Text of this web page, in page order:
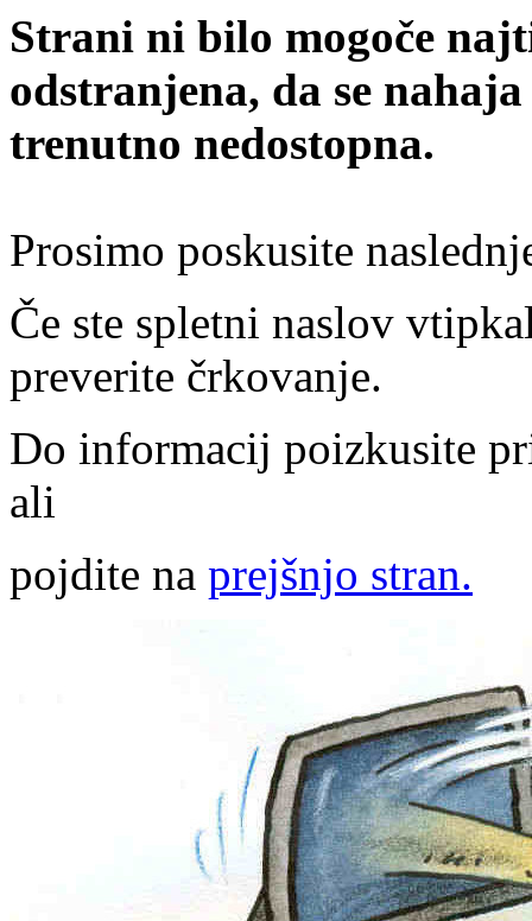
Strani ni bilo mogoče
odstranjena, da se
trenutno nedostopna.
Prosimo poskusite
Če ste spletni naslov
preverite črkovanje.
Do informacij poizkusite
ali
pojdite na prejšnjo stran.